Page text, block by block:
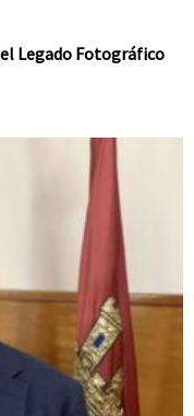
el Legado Fotográfico